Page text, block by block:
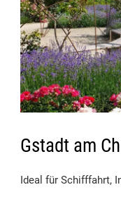
Gstadt am
Ideal für Schifffahrt,